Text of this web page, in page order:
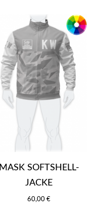
MASK SOFTSHELL-
JACKE
60,00 €